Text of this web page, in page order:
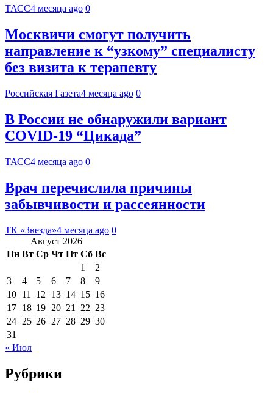
ТАСС4 месяца ago 0
Москвичи смогут получить
направление к “узкому” специалисту
без визита к терапевту
Российская Газета4 месяца ago 0
В России не обнаружили вариант
COVID-19 “Цикада”
ТАСС4 месяца ago 0
Врач перечислила причины
забывчивости и рассеянности
ТК «Звезда»4 месяца ago 0
Август 2026
Пн Вт Ср Чт Пт Сб Вс
1
2
3
4 5 6 7 8
9
10 11 12 13 14 15 16
17 18 19 20 21 22 23
24 25 26 27 28 29 30
31
« Июл
Рубрики